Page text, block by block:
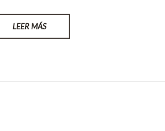
LEER MÁS